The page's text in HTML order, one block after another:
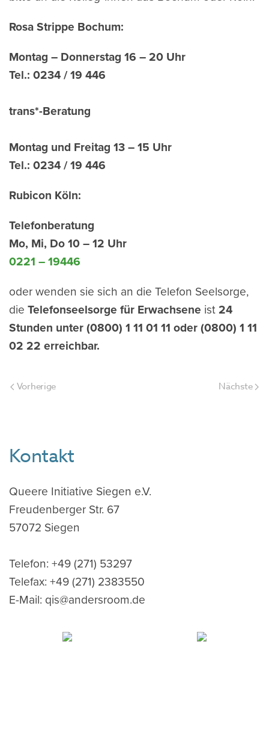
Rosa Strippe Bochum:
Montag – Donnerstag 16 – 20 Uhr
Tel.: 0234 / 19 446
trans*-Beratung
Montag und Freitag 13 – 15 Uhr
Tel.: 0234 / 19 446
Rubicon Köln:
Telefonberatung
Mo, Mi, Do 10 – 12 Uhr
0221 – 19446
oder wenden sie sich an die Telefon Seelsorge,
die Telefonseelsorge für Erwachsene ist 24
Stunden unter (0800) 1 11 01 11 oder (0800) 1 11
02 22 erreichbar.
Vorherige Nächste
Kontakt
Queere Initiative Siegen e.V.
Freudenberger Str. 67
57072 Siegen
Telefon: +49 (271) 53297
Telefax: +49 (271) 2383550
E-Mail: qis@andersroom.de